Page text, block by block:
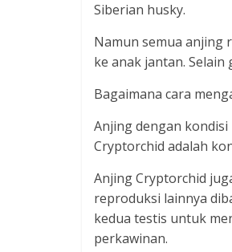
Siberian husky.
Namun semua anjing
ke anak jantan.
Bagaimana cara
Anjing dengan
Cryptorchid adalah
Anjing Cryptorchid
reproduksi lainnya
kedua testis untuk
perkawinan.